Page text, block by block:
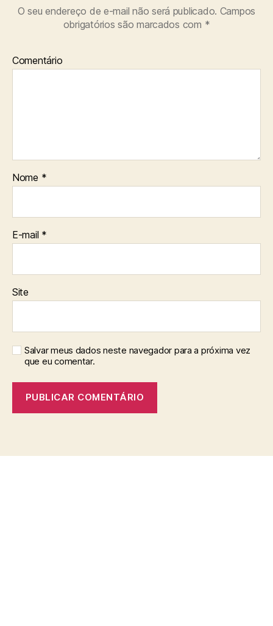
O seu endereço de e-mail não será publicado. Campos
obrigatórios são marcados com *
Comentário
Nome *
E-mail *
Site
Salvar meus dados neste navegador para a próxima vez
que eu comentar.